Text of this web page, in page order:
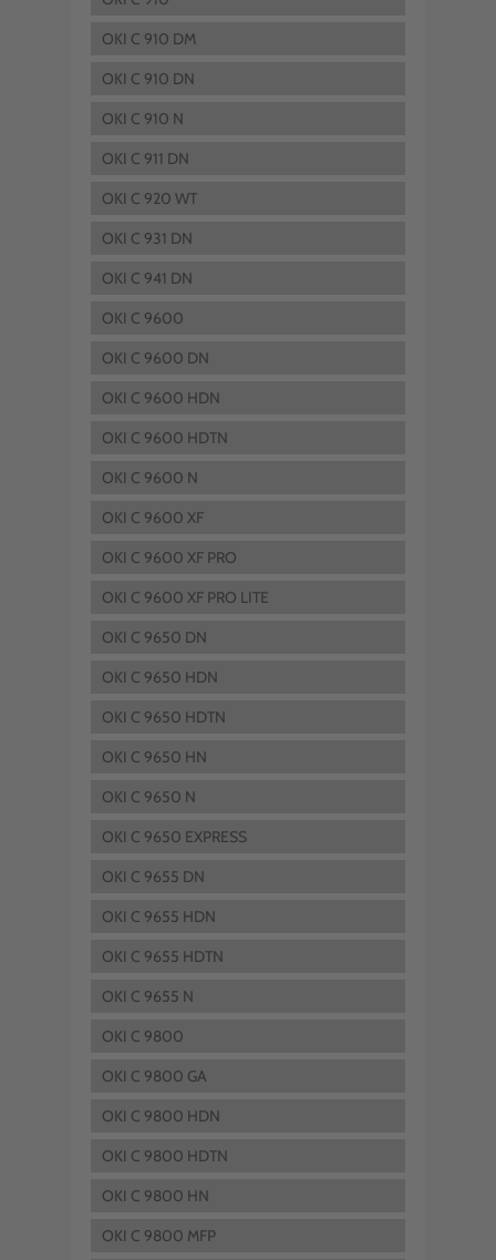
OKI C 910 DM
OKI C 910 DN
OKI C 910 N
OKI C 911 DN
OKI C 920 WT
OKI C 931 DN
OKI C 941 DN
OKI C 9600
OKI C 9600 DN
OKI C 9600 HDN
OKI C 9600 HDTN
OKI C 9600 N
OKI C 9600 XF
OKI C 9600 XF PRO
OKI C 9600 XF PRO LITE
OKI C 9650 DN
OKI C 9650 HDN
OKI C 9650 HDTN
OKI C 9650 HN
OKI C 9650 N
OKI C 9650 EXPRESS
OKI C 9655 DN
OKI C 9655 HDN
OKI C 9655 HDTN
OKI C 9655 N
OKI C 9800
OKI C 9800 GA
OKI C 9800 HDN
OKI C 9800 HDTN
OKI C 9800 HN
OKI C 9800 MFP